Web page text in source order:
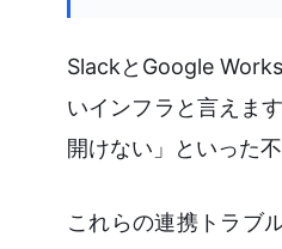
SlackとGoogle
いインフラと言えま
開けない」といった
これらの連携トラブ